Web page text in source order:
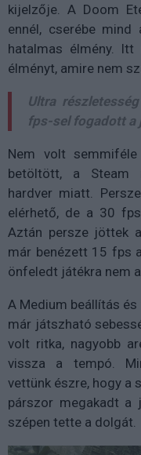
kijelzője. A Doom
ennél, cserébe
hatalmas élmény.
élményt, amire nem
Ultra
fps-sel fogadott a
Nem volt
betöltött, a Steam
hardver miatt.
elérhető, de a 30
Aztán persze jöttek
már benézett 15 fps
önfeledt játékra nem
A Medium beállítás
már játszható
volt ritka, nagyobb
vissza a tempó.
vettünk észre, hogy a
párszor megakadt a
szépen tette a dolgát.